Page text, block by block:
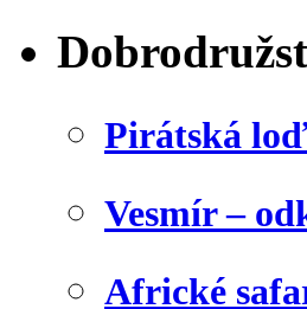
Pirátská loď
Vesmír –
Africké